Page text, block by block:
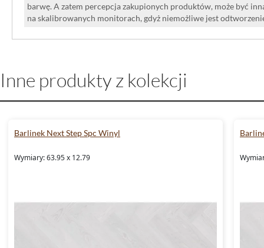
barwę. A zatem percepcja zakupionych produktów, może być
na skalibrowanych monitorach, gdyż niemożliwe jest
Inne produkty z kolekcji
Barlinek Next Step Spc Winyl
Wymiary: 63.95 x 12.79